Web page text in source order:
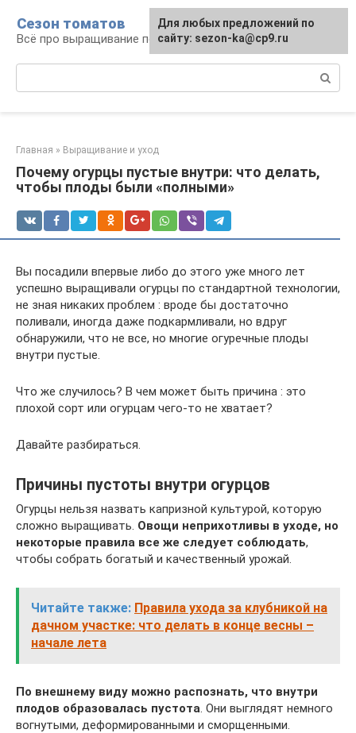
контенту
Сезон томатов
Всё про выращивание помидоров
Главная » Выращивание и уход
Почему огурцы пустые внутри: что делать,
чтобы плоды были «полными»
Вы посадили впервые либо до этого уже много лет
успешно выращивали огурцы по стандартной технологии,
не зная никаких проблем : вроде бы достаточно
поливали, иногда даже подкармливали, но вдруг
обнаружили, что не все, но многие огуречные плоды
внутри пустые.
Что же случилось? В чем может быть причина : это
плохой сорт или огурцам чего-то не хватает?
Давайте разбираться.
Причины пустоты внутри огурцов
Огурцы нельзя назвать капризной культурой, которую
сложно выращивать. Овощи неприхотливы в уходе, но
некоторые правила все же следует соблюдать,
чтобы собрать богатый и качественный урожай.
Читайте также: Правила ухода за клубникой на
дачном участке: что делать в конце весны –
начале лета
По внешнему виду можно распознать, что внутри
плодов образовалась пустота. Они выглядят немного
вогнутыми, деформированными и сморщенными.
Для любых предложений по
сайту: sezon-ka@cp9.ru